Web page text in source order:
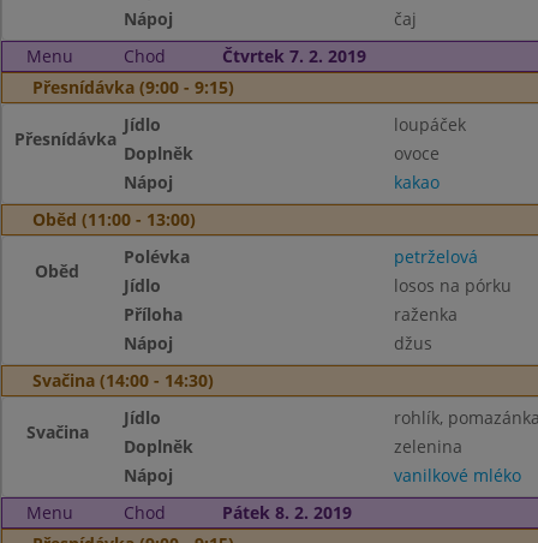
Nápoj
čaj
Menu
Chod
Čtvrtek 7. 2. 2019
Přesnídávka (9:00 - 9:15)
Přesnídávka
Jídlo
loupáček
Doplněk
ovoce
Nápoj
kakao
Oběd (11:00 - 13:00)
Oběd
Polévka
petrželová
Jídlo
losos na pórku
Příloha
raženka
Nápoj
džus
Svačina (14:00 - 14:30)
Svačina
Jídlo
rohlík,
Doplněk
zelenina
Nápoj
vanilkové mléko
Menu
Chod
Pátek 8. 2. 2019